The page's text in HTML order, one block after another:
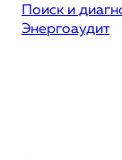
Поиск и
Энергоаудит